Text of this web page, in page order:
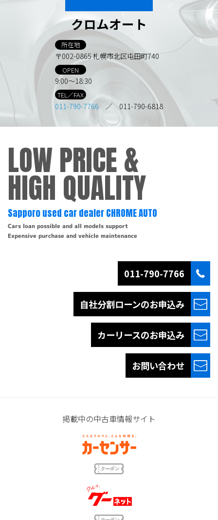
クロムオート
所在地
〒002-0865 札幌市北区屯田町740
OPEN
9:00～18:30
TEL／FAX
011-790-7766 ／ 011-790-6818
LOW PRICE &
HIGH QUALITY
Sapporo used car dealer CHROME AUTO
Cars loan possible and all models support
Expensive purchase and vehicle maintenance
011-790-7766
自社分割ローンのお申込み
カーリースのお申込み
お問い合わせ
掲載中の中古車情報サイト